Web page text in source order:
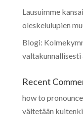
Lausuimme
oleskelulupien
Blogi:
Recent
how to pronounce
vältetään